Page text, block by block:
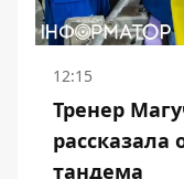
12:15
Тренер
рассказала
тандема